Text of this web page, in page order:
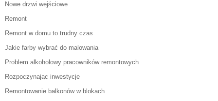
Nowe drzwi wejściowe
Remont
Remont w domu to trudny czas
Jakie farby wybrać do malowania
Problem alkoholowy pracowników remontowych
Rozpoczynając inwestycje
Remontowanie balkonów w blokach